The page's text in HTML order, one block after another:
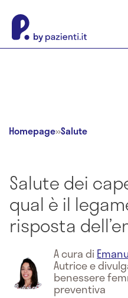
Homepage»Salute
Salute dei
qual è il
risposta
A cura di
Autrice e
benessere
preventiva